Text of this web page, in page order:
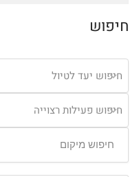
חיפוש
חיפוש יעד לטיול
חיפוש פעילות רצוייה